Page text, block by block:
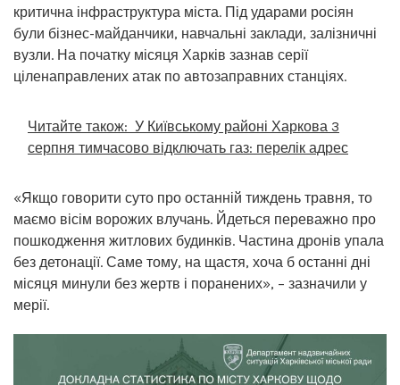
критична інфраструктура міста. Під ударами росіян
були бізнес-майданчики, навчальні заклади, залізничні
вузли. На початку місяця Харків зазнав серії
ціленаправлених атак по автозаправних станціях.
Читайте також: У Київському районі Харкова 3
серпня тимчасово відключать газ: перелік адрес
«Якщо говорити суто про останній тиждень травня, то
маємо вісім ворожих влучань. Йдеться переважно про
пошкодження житлових будинків. Частина дронів упала
без детонації. Саме тому, на щастя, хоча б останні дні
місяця минули без жертв і поранених», – зазначили у
мерії.